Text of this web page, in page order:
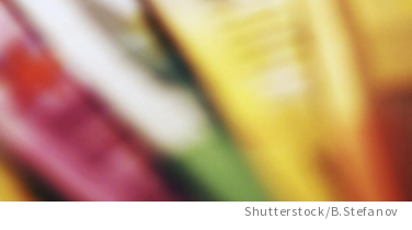
Shutterstock/B.Stefanov